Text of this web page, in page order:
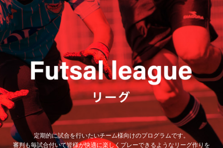
定期的に試合を行いたいチーム様向けのプログラムです。
審判も毎試合付いて皆様が快適に楽しくプレーできるようなリーグ作りを